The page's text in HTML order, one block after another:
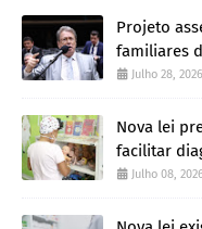
Projeto
familiares
Julho 28, 2026
Nova lei
facilitar
Julho 08,